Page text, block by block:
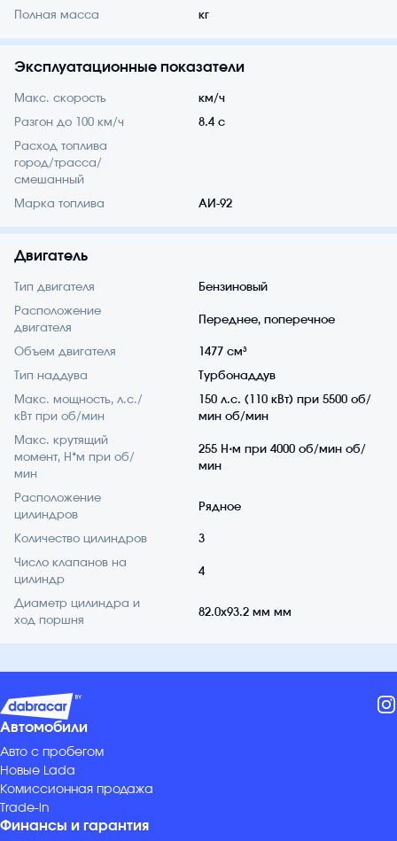
Полная масса кг
Эксплуатационные показатели
Макс. скорость км/ч
Разгон до 100 км/ч 8.4 с
Расход топлива
город/трасса/
смешанный
Марка топлива АИ-92
Двигатель
Тип двигателя Бензиновый
Расположение
двигателя
Переднее, поперечное
Объем двигателя 1477 см³
Тип наддува Турбонаддув
Макс. мощность, л.с./
кВт при об/мин
150 л.с. (110 кВт) при 5500 об/
мин об/мин
Макс. крутящий
момент, Н*м при об/
мин
255 Н⋅м при 4000 об/мин об/
мин
Расположение
цилиндров
Рядное
Количество цилиндров 3
Число клапанов на
цилиндр
4
Диаметр цилиндра и
ход поршня
82.0x93.2 мм мм
Автомобили
Авто с пробегом
Новые Lada
Комиссионная продажа
Trade-in
Финансы и гарантия